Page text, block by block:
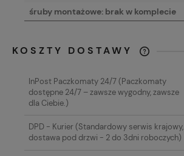
śruby montażowe: brak w komplecie
KOSZTY DOSTAWY
KOSZTÓW PŁATNOŚCI
InPost Paczkomaty 24/7(Paczkomaty
dostępne 24/7 – zawsze wygodny, zawsze
dla Ciebie.)
DPD - Kurier(Standardowy serwis krajowy,
dostawa pod drzwi - 2 do 3dni roboczych)